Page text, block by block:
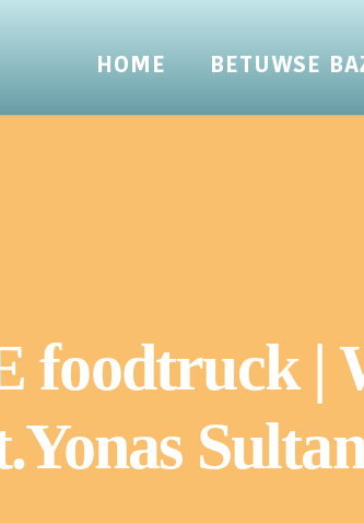
HOME BETUWSE
foodtruck |